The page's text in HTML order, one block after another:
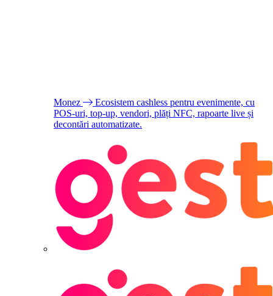
Monez
Ecosistem cashless pentru evenimente, cu
POS-uri, top-up, vendori, plăți NFC, rapoarte live și
decontări automatizate.